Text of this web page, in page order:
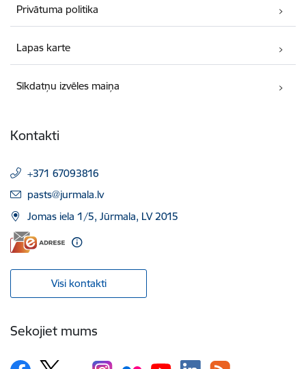
Privātuma politika
Lapas karte
Sīkdatņu izvēles maiņa
Kontakti
+371 67093816
E-pasts:
pasts@jurmala.lv
Jomas iela 1/5, Jūrmala, LV 2015
Visi kontakti
Sekojiet mums